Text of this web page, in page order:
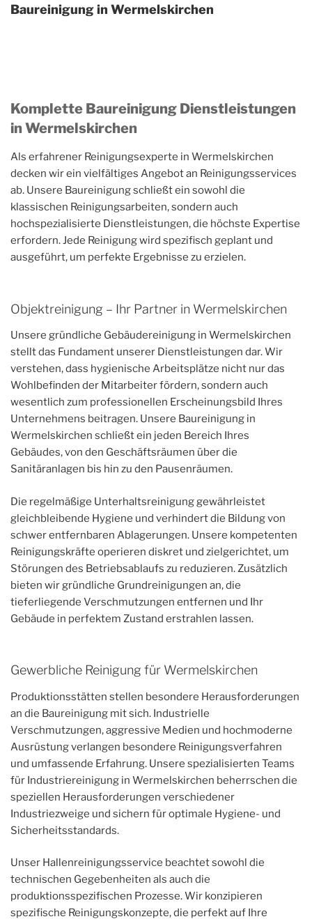
Baureinigung in Wermelskirchen
Komplette Baureinigung Dienstleistungen
in Wermelskirchen
Als erfahrener Reinigungsexperte in Wermelskirchen
decken wir ein vielfältiges Angebot an Reinigungsservices
ab. Unsere Baureinigung schließt ein sowohl die
klassischen Reinigungsarbeiten, sondern auch
hochspezialisierte Dienstleistungen, die höchste Expertise
erfordern. Jede Reinigung wird spezifisch geplant und
ausgeführt, um perfekte Ergebnisse zu erzielen.
Objektreinigung – Ihr Partner in Wermelskirchen
Unsere gründliche Gebäudereinigung in Wermelskirchen
stellt das Fundament unserer Dienstleistungen dar. Wir
verstehen, dass hygienische Arbeitsplätze nicht nur das
Wohlbefinden der Mitarbeiter fördern, sondern auch
wesentlich zum professionellen Erscheinungsbild Ihres
Unternehmens beitragen. Unsere Baureinigung in
Wermelskirchen schließt ein jeden Bereich Ihres
Gebäudes, von den Geschäftsräumen über die
Sanitäranlagen bis hin zu den Pausenräumen.
Die regelmäßige Unterhaltsreinigung gewährleistet
gleichbleibende Hygiene und verhindert die Bildung von
schwer entfernbaren Ablagerungen. Unsere kompetenten
Reinigungskräfte operieren diskret und zielgerichtet, um
Störungen des Betriebsablaufs zu reduzieren. Zusätzlich
bieten wir gründliche Grundreinigungen an, die
tieferliegende Verschmutzungen entfernen und Ihr
Gebäude in perfektem Zustand erstrahlen lassen.
Gewerbliche Reinigung für Wermelskirchen
Produktionsstätten stellen besondere Herausforderungen
an die Baureinigung mit sich. Industrielle
Verschmutzungen, aggressive Medien und hochmoderne
Ausrüstung verlangen besondere Reinigungsverfahren
und umfassende Erfahrung. Unsere spezialisierten Teams
für Industriereinigung in Wermelskirchen beherrschen die
speziellen Herausforderungen verschiedener
Industriezweige und sichern für optimale Hygiene- und
Sicherheitsstandards.
Unser Hallenreinigungsservice beachtet sowohl die
technischen Gegebenheiten als auch die
produktionsspezifischen Prozesse. Wir konzipieren
spezifische Reinigungskonzepte, die perfekt auf Ihre